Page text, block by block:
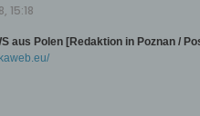
15:18
aus Polen [Redaktion in Poznan /